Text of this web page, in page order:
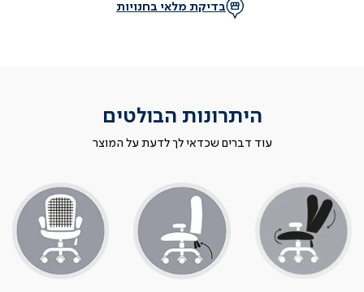
בדיקת מלאי בחנויות
היתרונות הבולטים
עוד דברים שכדאי לך לדעת על המוצר